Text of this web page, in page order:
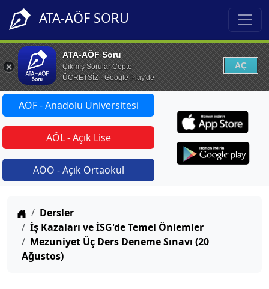
ATA-AÖF SORU
ATA-AÖF Soru
Çıkmış Sorular Cepte
ÜCRETSİZ - Google Play'de
AÇ
AÖF - Anadolu Üniversitesi
AÖL - Açık Lise
AÖO - Açık Ortaokul
Anasayfa
Dersler
İş Kazaları ve İSG'de Temel Önlemler
Mezuniyet Üç Ders Deneme Sınavı (20
Ağustos)